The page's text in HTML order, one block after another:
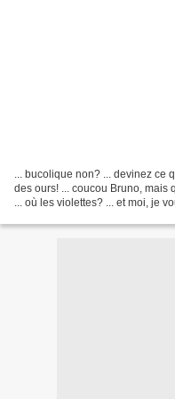
... bucolique non? ... devinez ce
des ours! ... coucou Bruno, mais
... où les violettes? ... et moi, je